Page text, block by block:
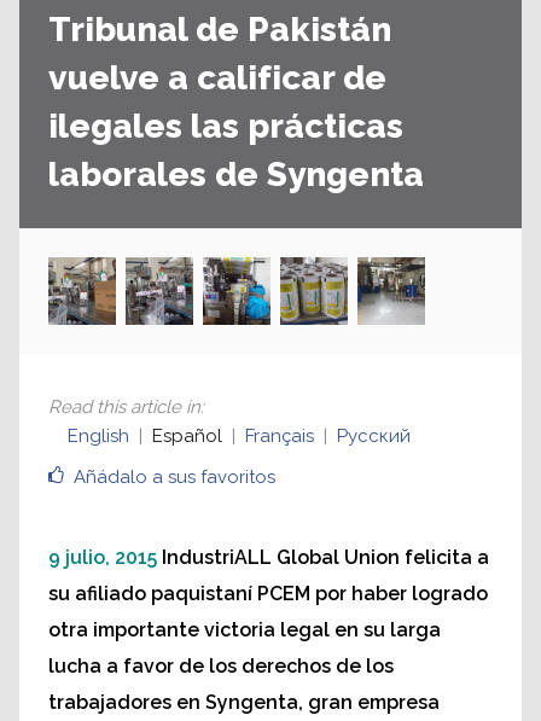
Tribunal de Pakistán
vuelve a calificar de
ilegales las prácticas
laborales de Syngenta
Añádalo a sus favoritos
Read this article in:
English
Español Français Русский
9 julio, 2015 IndustriALL Global Union felicita a
su afiliado paquistaní PCEM por haber logrado
otra importante victoria legal en su larga
lucha a favor de los derechos de los
trabajadores en Syngenta, gran empresa